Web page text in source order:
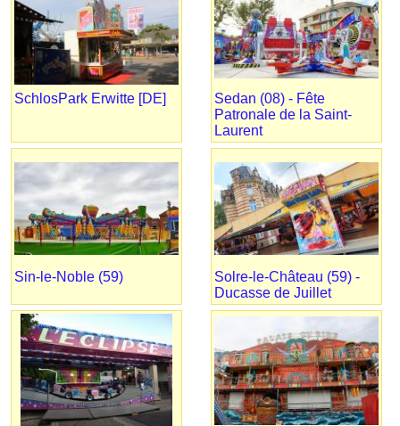
SchlosPark Erwitte [DE]
Sedan (08) - Fête
Patronale de la Saint-
Laurent
Sin-le-Noble (59)
Solre-le-Château (59) -
Ducasse de Juillet